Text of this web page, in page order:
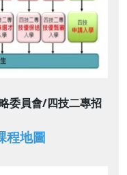
委員會/四技二專招
程地圖